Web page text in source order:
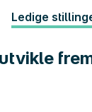
Ledige